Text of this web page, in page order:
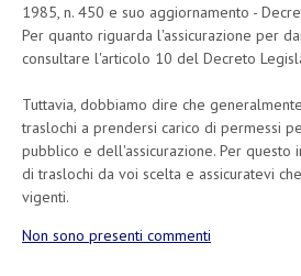
1985, n. 450 e suo aggiornamento -
Per quanto riguarda l'assicurazione per
consultare l'articolo 10 del Decreto
Tuttavia, dobbiamo dire che
traslochi a prendersi carico di permessi
pubblico e dell'assicurazione. Per questo
di traslochi da voi scelta e assicuratevi
vigenti.
Non sono presenti commenti